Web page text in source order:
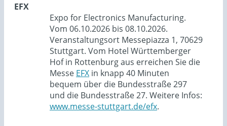
EFX
Expo for Electronics Manufacturing.
Vom 06.10.2026 bis 08.10.2026.
Veranstaltungsort Messepiazza 1, 70629
Stuttgart. Vom Hotel Württemberger
Hof in Rottenburg aus erreichen Sie die
Messe EFX in knapp 40 Minuten
bequem über die Bundesstraße 297
und die Bundesstraße 27. Weitere Infos:
www.messe-stuttgart.de/efx.